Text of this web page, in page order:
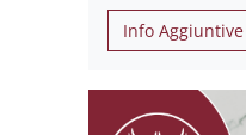
Info Aggiuntive